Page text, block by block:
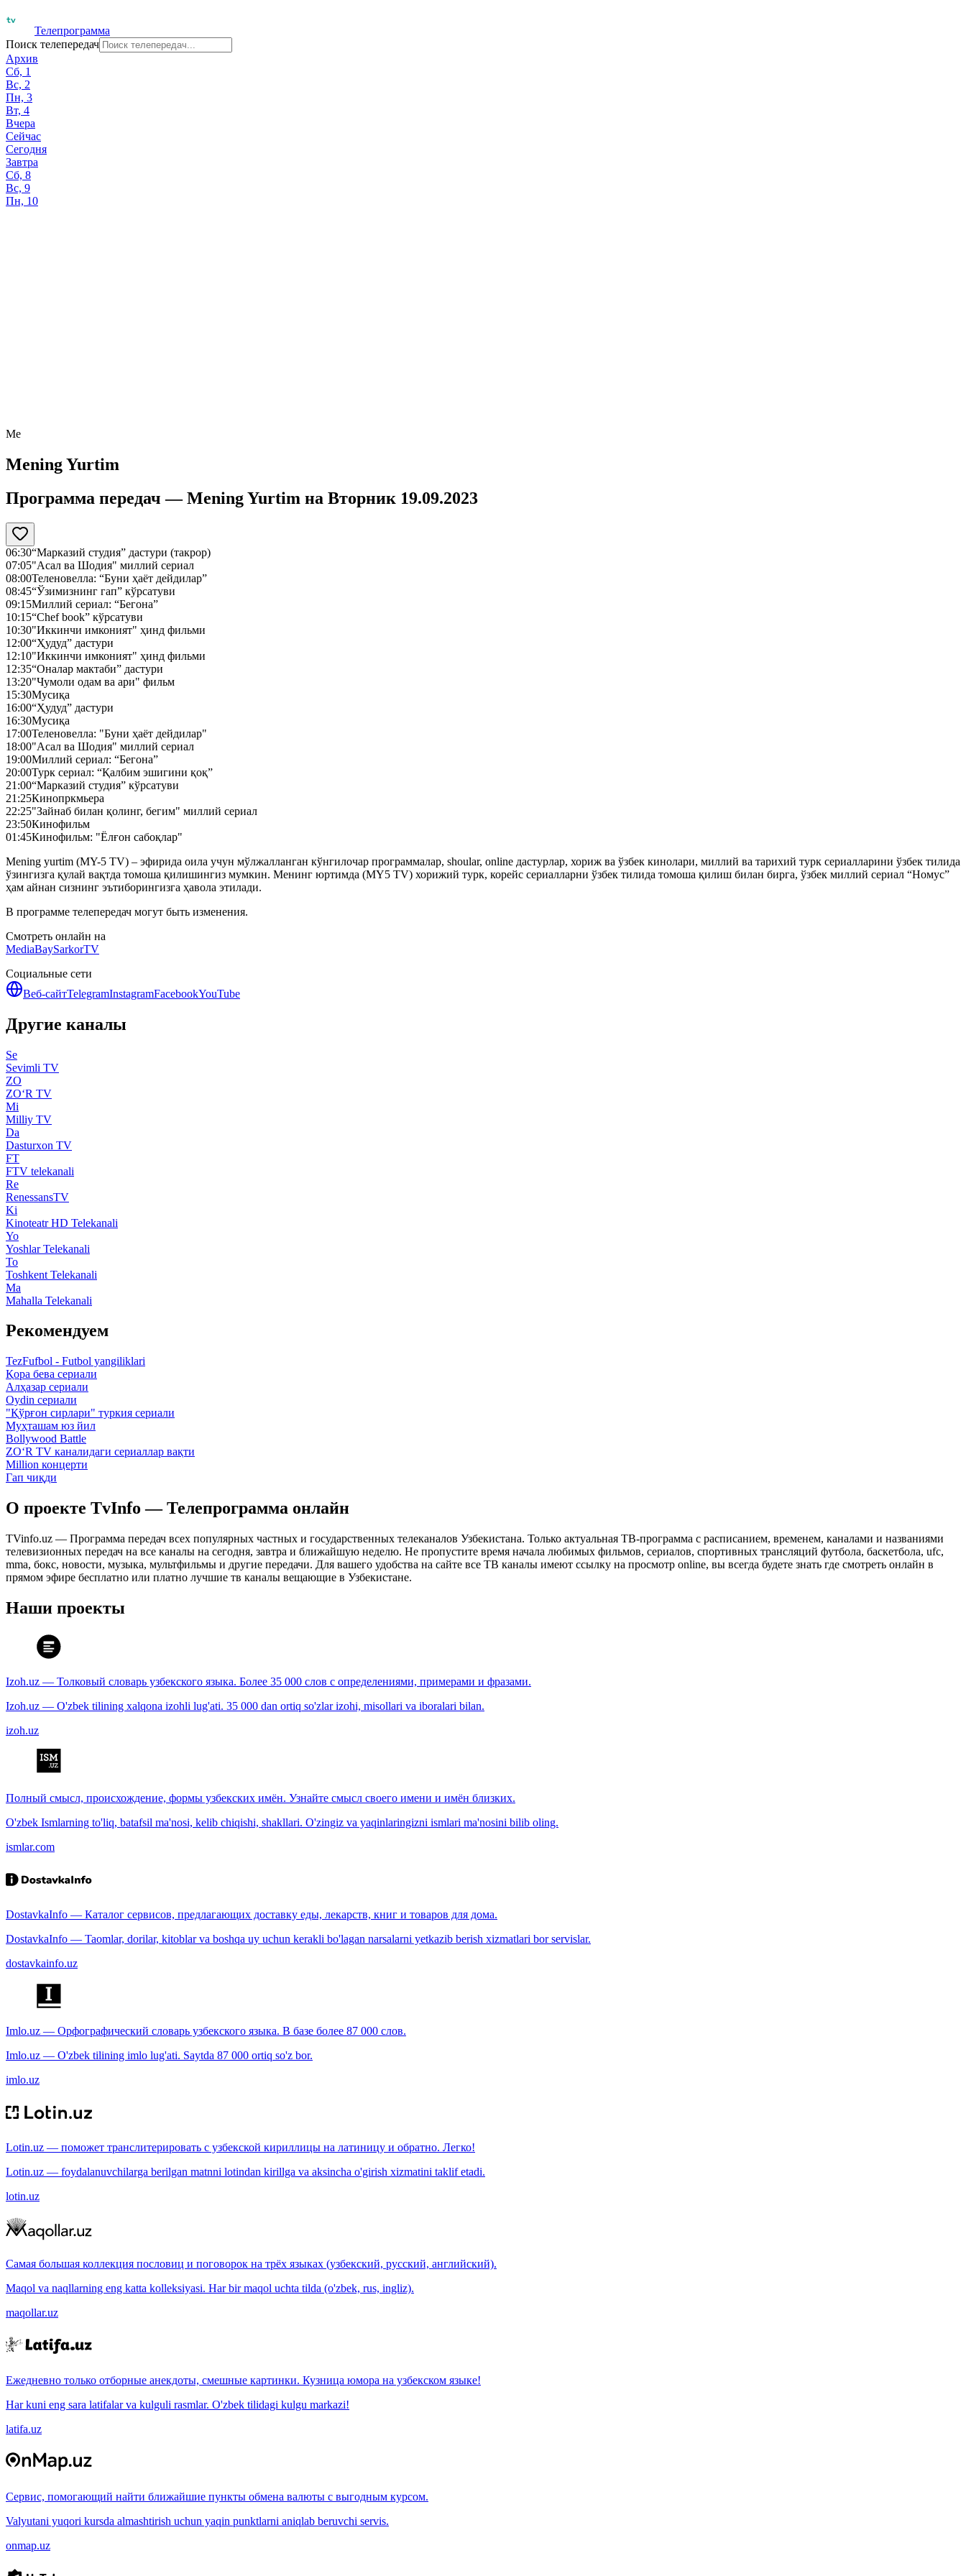
Телепрограмма
Поиск телепередач
Архив
Сб, 1
Вс, 2
Пн, 3
Вт, 4
Вчера
Сейчас
Сегодня
Завтра
Сб, 8
Вс, 9
Пн, 10
Me
Mening Yurtim
Программа передач —Mening Yurtim на Вторник 19.09.2023
06:30“Марказий студия” дастури (такрор)
07:05"Асал ва Шодия" миллий сериал
08:00Теленовелла: “Буни ҳаёт дейдилар”
08:45“Ўзимизнинг гап” кўрсатуви
09:15Миллий сериал: “Бегона”
10:15“Chef book” кўрсатуви
10:30"Иккинчи имконият" ҳинд фильми
12:00“Ҳудуд” дастури
12:10"Иккинчи имконият" ҳинд фильми
12:35“Оналар мактаби” дастури
13:20"Чумоли одам ва ари" фильм
15:30Мусиқа
16:00“Ҳудуд” дастури
16:30Мусиқа
17:00Теленовелла: "Буни ҳаёт дейдилар"
18:00"Асал ва Шодия" миллий сериал
19:00Миллий сериал: “Бегона”
20:00Турк сериал: “Қалбим эшигини қоқ”
21:00“Марказий студия” кўрсатуви
21:25Кинопркмьера
22:25"Зайнаб билан қолинг, бегим" миллий сериал
23:50Кинофильм
01:45Кинофильм: "Ёлғон сабоқлар"
Mening yurtim (MY-5 TV) – эфирида оила учун мўлжалланган кўнгилочар программалар, shoular, online дастурлар, хориж ва ўзбек кинолари, миллий ва тарихий турк сериалларини ўзбек тилида
ўзингизга қулай вақтда томоша қилишингиз мумкин. Менинг юртимда (MY5 TV) хорижий турк, корейс сериалларни ўзбек тилида томоша қилиш билан бирга, ўзбек миллий сериал “Номус”
ҳам айнан сизнинг эътиборингизга ҳавола этилади.
В программе телепередач могут быть изменения.
Смотреть онлайн на
MediaBaySarkorTV
Социальные сети
Веб-сайтTelegramInstagramFacebookYouTube
Другие каналы
Se
Sevimli TV
ZO
ZO‘R TV
Mi
Milliy TV
Da
Dasturxon TV
FT
FTV telekanali
Re
RenessansTV
Ki
Kinoteatr HD Telekanali
Yo
Yoshlar Telekanali
To
Toshkent Telekanali
Ma
Mahalla Telekanali
Рекомендуем
TezFufbol - Futbol yangiliklari
Қора бева сериали
Алҳазар сериали
Oydin сериали
"Қўрғон сирлари" туркия сериали
Муҳташам юз йил
Bollywood Battle
ZO‘R TV каналидаги сериаллар вақти
Million концерти
Гап чиқди
О проекте TvInfo — Телепрограмма онлайн
TVinfo.uz — Программа передач всех популярных частных и государственных телеканалов Узбекистана. Только актуальная ТВ-программа с расписанием, временем, каналами и названиями
телевизионных передач на все каналы на сегодня, завтра и ближайшую неделю. Не пропустите время начала любимых фильмов, сериалов, спортивных трансляций футбола, баскетбола, ufc,
mma, бокс, новости, музыка, мультфильмы и другие передачи. Для вашего удобства на сайте все ТВ каналы имеют ссылку на просмотр online, вы всегда будете знать где смотреть онлайн в
прямом эфире бесплатно или платно лучшие тв каналы вещающие в Узбекистане.
Наши проекты
Izoh.uz — Толковый словарь узбекского языка. Более 35 000 слов с определениями, примерами и фразами.
Izoh.uz — O'zbek tilining xalqona izohli lug'ati. 35 000 dan ortiq so'zlar izohi, misollari va iboralari bilan.
izoh.uz
Полный смысл, происхождение, формы узбекских имён. Узнайте смысл своего имени и имён близких.
O'zbek Ismlarning to'liq, batafsil ma'nosi, kelib chiqishi, shakllari. O'zingiz va yaqinlaringizni ismlari ma'nosini bilib oling.
ismlar.com
DostavkaInfo — Каталог сервисов, предлагающих доставку еды, лекарств, книг и товаров для дома.
DostavkaInfo — Taomlar, dorilar, kitoblar va boshqa uy uchun kerakli bo'lagan narsalarni yetkazib berish xizmatlari bor servislar.
dostavkainfo.uz
Imlo.uz — Орфографический словарь узбекского языка. В базе более 87 000 слов.
Imlo.uz — O'zbek tilining imlo lug'ati. Saytda 87 000 ortiq so'z bor.
imlo.uz
Lotin.uz — поможет транслитерировать с узбекской кириллицы на латиницу и обратно. Легко!
Lotin.uz — foydalanuvchilarga berilgan matnni lotindan kirillga va aksincha o'girish xizmatini taklif etadi.
lotin.uz
Самая большая коллекция пословиц и поговорок на трёх языках (узбекский, русский, английский).
Maqol va naqllarning eng katta kolleksiyasi. Har bir maqol uchta tilda (o'zbek, rus, ingliz).
maqollar.uz
Ежедневно только отборные анекдоты, смешные картинки. Кузница юмора на узбекском языке!
Har kuni eng sara latifalar va kulguli rasmlar. O'zbek tilidagi kulgu markazi!
latifa.uz
Сервис, помогающий найти ближайшие пункты обмена валюты с выгодным курсом.
Valyutani yuqori kursda almashtirish uchun yaqin punktlarni aniqlab beruvchi servis.
onmap.uz